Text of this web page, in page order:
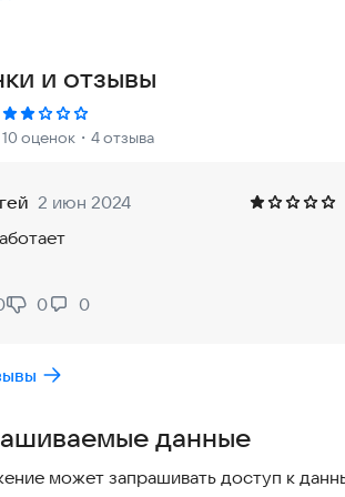
устройства в домашней,
Это позволяет понять, насколько
— дома, на работе или в
и за считанные секунды определяет
запустите тест, и вы получите точные
и отзывы
10 оценок ・4 отзыва
2 июн 2024
Не нравится:
0 0
данные
может запрашивать доступ к